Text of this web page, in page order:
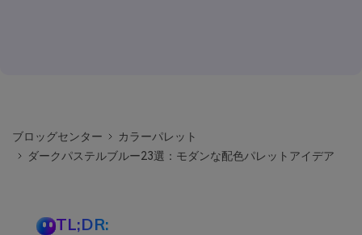
ブロッグセンター
カラーパレット
ダークパステルブルー23選：モダンな配色パレットアイデア
TL;DR: